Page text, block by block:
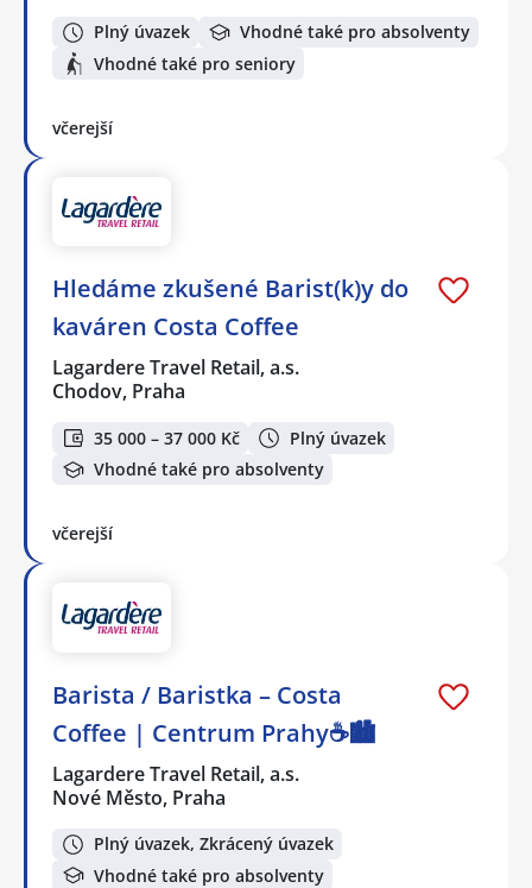
Plný úvazek
Vhodné také pro absolventy
Vhodné také pro seniory
včerejší
Hledáme zkušené Barist(k)y do
kaváren Costa Coffee
Lagardere Travel Retail, a.s.
Chodov, Praha
35 000 – 37 000 Kč
Plný úvazek
Vhodné také pro absolventy
včerejší
Barista / Baristka – Costa
Coffee | Centrum Prahy☕️🏙️
Lagardere Travel Retail, a.s.
Nové Město, Praha
Plný úvazek, Zkrácený úvazek
Vhodné také pro absolventy